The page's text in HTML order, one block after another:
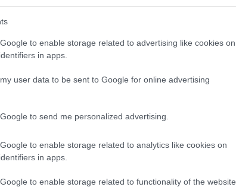
to enable storage related to advertising like cookies on
in apps.
user data to be sent to Google for online advertising
to send me personalized advertising.
to enable storage related to analytics like cookies on
in apps.
to enable storage related to functionality of the website